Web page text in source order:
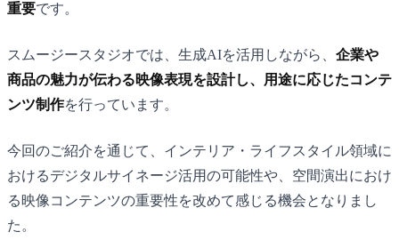
重要です。
スムージースタジオでは、生成AIを活用しながら、 企業や
商品の魅力が伝わる映像表現を設計し、用途に応じたコンテ
ンツ制作を行っています。
今回のご紹介を通じて、インテリア・ライフスタイル領域に
おけるデジタルサイネージ活用の可能性や、空間演出におけ
る映像コンテンツの重要性を改めて感じる機会となりまし
た。